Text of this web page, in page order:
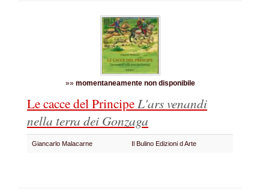
»» momentaneamente non disponibile
Le cacce del PrincipeL'ars venandi
nella terra dei Gonzaga
Giancarlo Malacarne Il Bulino Edizioni d Arte